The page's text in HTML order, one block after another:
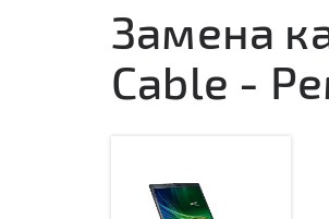
Замена
Cable -